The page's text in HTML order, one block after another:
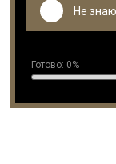
Не знаю
Готово: 0%